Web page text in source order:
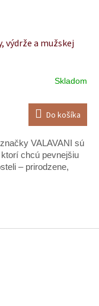
výdrže a mužskej
Skladom
Do košíka
VALAVANI sú
chcú pevnejšiu
– prirodzene,